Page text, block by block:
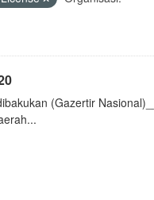
(Gazertir